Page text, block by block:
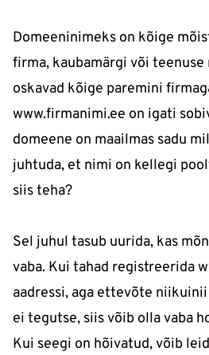
Domeeninimeks on kõige
firma, kaubamärgi või
oskavad kõige paremini
www.firmanimi.ee on igati
domeene on maailmas sadu
juhtuda, et nimi on kellegi
siis teha?
Sel juhul tasub uurida, kas
vaba. Kui tahad registreerida
aadressi, aga ettevõte
ei tegutse, siis võib olla vaba
Kui seegi on hõivatud, võib